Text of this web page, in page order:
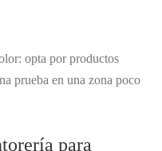
opta por productos
prueba en una zona poco
para